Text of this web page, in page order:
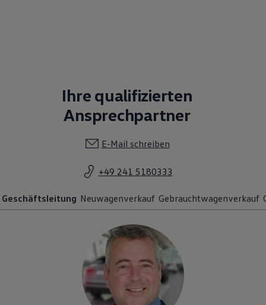
Ihre qualifizierten
Ansprechpartner
E-Mail schreiben
+49 241 5180333
Geschäftsleitung Neuwagenverkauf Gebrauchtwagenverkauf